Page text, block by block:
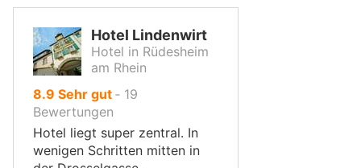
Hotel Lindenwirt
Hotel in Rüdesheim
am Rhein
8.9 von
10,
Sehr gut ‐ 19
Bewertungen
Hotel liegt super zentral. In
wenigen Schritten mitten in